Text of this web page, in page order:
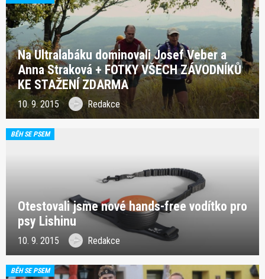
Na Ultralabáku dominovali Josef Veber a
Anna Straková + FOTKY VŠECH ZÁVODNÍKŮ
KE STAŽENÍ ZDARMA
10. 9. 2015 Redakce
BĚH SE PSEM
Otestovali jsme nové hands-free vodítko pro
psy Lishinu
10. 9. 2015 Redakce
BĚH SE PSEM